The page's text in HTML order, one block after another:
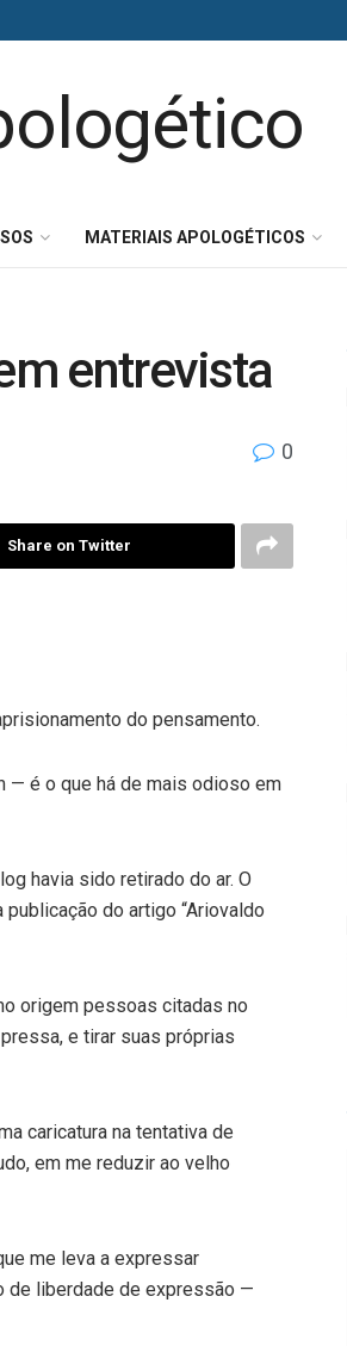
MATERIAIS APOLOGÉTICOS
entrevista
0
Share on Twitter
do pensamento.
— é o que há de mais odioso em
havia sido retirado do ar. O
do artigo “Ariovaldo
origem pessoas citadas no
e tirar suas próprias
caricatura na tentativa de
em me reduzir ao velho
me leva a expressar
de liberdade de expressão —